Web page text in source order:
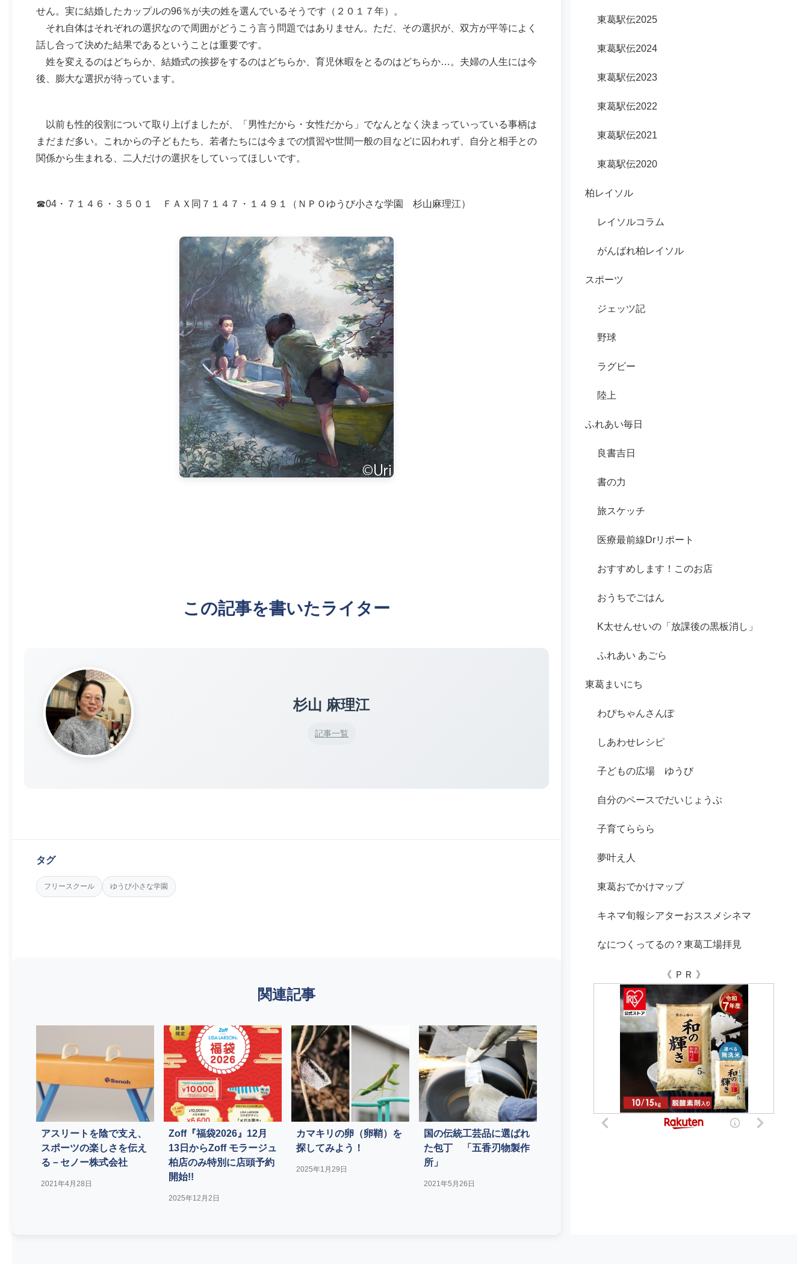
せん。実に結婚したカップルの96％が夫の姓を選んでいるそうです（２０１７年）。
それ自体はそれぞれの選択なので周囲がどうこう言う問題ではありません。ただ、その選択が、双方が平等によく
話し合って決めた結果であるということは重要です。
姓を変えるのはどちらか、結婚式の挨拶をするのはどちらか、育児休暇をとるのはどちらか…。夫婦の人生には今
後、膨大な選択が待っています。
以前も性的役割について取り上げましたが、「男性だから・女性だから」でなんとなく決まっていっている事柄は
まだまだ多い。これからの子どもたち、若者たちには今までの慣習や世間一般の目などに囚われず、自分と相手との
関係から生まれる、二人だけの選択をしていってほしいです。
☎04・７１４６・３５０１ ＦＡＸ同７１４７・１４９１（ＮＰＯゆうび小さな学園 杉山麻理江）
この記事を書いたライター
杉山 麻理江
記事一覧
タグ
フリースクール ゆうび小さな学園
関連記事
アスリートを陰で支え、
スポーツの楽しさを伝え
る－セノー株式会社
2021年4月28日
Zoff『福袋2026』12月
13日からZoff モラージュ
柏店のみ特別に店頭予約
開始!!
2025年12月2日
カマキリの卵（卵鞘）を
探してみよう！
2025年1月29日
国の伝統工芸品に選ばれ
た包丁 「五香刃物製作
所」
2021年5月26日
東葛駅伝2025
東葛駅伝2024
東葛駅伝2023
東葛駅伝2022
東葛駅伝2021
東葛駅伝2020
柏レイソル
レイソルコラム
がんばれ柏レイソル
スポーツ
ジェッツ記
野球
ラグビー
陸上
ふれあい毎日
良書吉日
書の力
旅スケッチ
医療最前線Drリポート
おすすめします！このお店
おうちでごはん
K太せんせいの「放課後の黒板消し」
ふれあい あごら
東葛まいにち
わぴちゃんさんぽ
しあわせレシピ
子どもの広場 ゆうび
自分のペースでだいじょうぶ
子育てららら
夢叶え人
東葛おでかけマップ
キネマ旬報シアターおススメシネマ
なにつくってるの？東葛工場拝見
《 ＰＲ 》